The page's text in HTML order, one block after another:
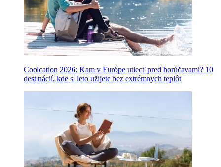
Coolcation 2026: Kam v Európe utiecť pred horúčavami? 10
destinácií, kde si leto užijete bez extrémnych teplôt